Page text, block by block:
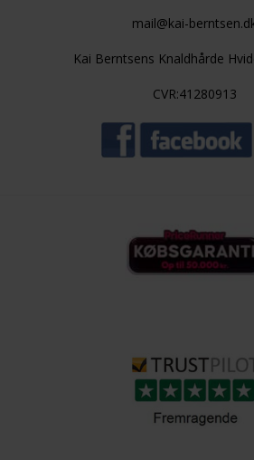
mail@kai-
Kai Berntsens Knaldhårde
CVR:41280913